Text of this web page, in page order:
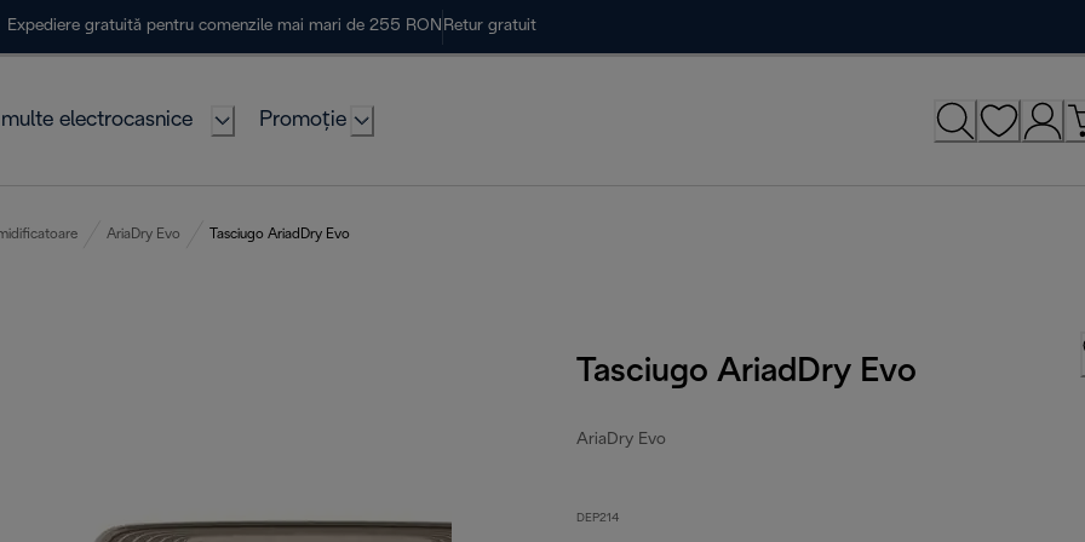
Expediere gratuită pentru comenzile mai mari de 255 RON Retur gratuit
electrocasnice Promoție
AriaDry Evo Tasciugo AriadDry Evo
Tasciugo AriadDry Evo
AriaDry Evo
DEP214